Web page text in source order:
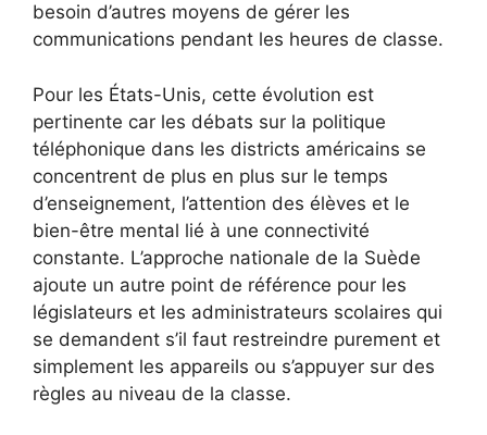
besoin d’autres moyens de gérer les
communications pendant les heures de classe.
Pour les États-Unis, cette évolution est
pertinente car les débats sur la politique
téléphonique dans les districts américains se
concentrent de plus en plus sur le temps
d’enseignement, l’attention des élèves et le
bien-être mental lié à une connectivité
constante. L’approche nationale de la Suède
ajoute un autre point de référence pour les
législateurs et les administrateurs scolaires qui
se demandent s’il faut restreindre purement et
simplement les appareils ou s’appuyer sur des
règles au niveau de la classe.